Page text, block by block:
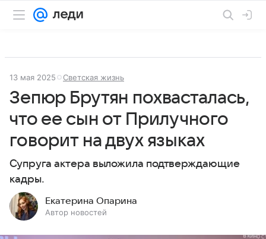
13 мая 2025 Светская жизнь
Зепюр Брутян похвасталась,
что ее сын от Прилучного
говорит на двух языках
Супруга актера выложила подтверждающие
кадры.
Екатерина Опарина
Автор новостей